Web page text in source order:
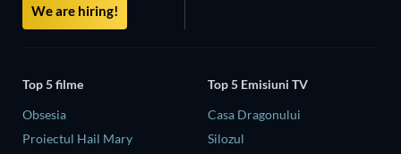
We are hiring!
Top 5 filme
Obsesia
Proiectul Hail Mary
Top 5 Emisiuni TV
Casa Dragonului
Silozul